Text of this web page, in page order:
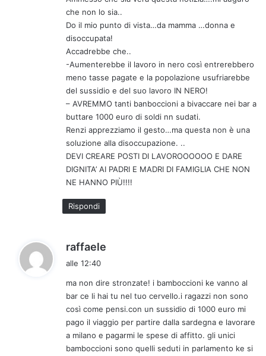
t
t
o
:
che non lo sia..
Do il mio punto di vista…da mamma …donna e
disoccupata!
Accadrebbe che..
-Aumenterebbe il lavoro in nero così entrerebbero
meno tasse pagate e la popolazione usufriarebbe
del sussidio e del suo lavoro IN NERO!
– AVREMMO tanti banboccioni a bivaccare nei bar a
buttare 1000 euro di soldi nn sudati.
Renzi apprezziamo il gesto…ma questa non è una
soluzione alla disoccupazione. ..
DEVI CREARE POSTI DI LAVOROOOOOO E DARE
DIGNITA’ AI PADRI E MADRI DI FAMIGLIA CHE NON
NE HANNO PIÙ!!!!
Rispondi
raffaele
e
t
t
o
:
alle 12:40
ma non dire stronzate! i bamboccioni ke vanno al
bar ce li hai tu nel tuo cervello.i ragazzi non sono
così come pensi.con un sussidio di 1000 euro mi
pago il viaggio per partire dalla sardegna e lavorare
a milano e pagarmi le spese di affitto. gli unici
bamboccioni sono quelli seduti in parlamento ke si